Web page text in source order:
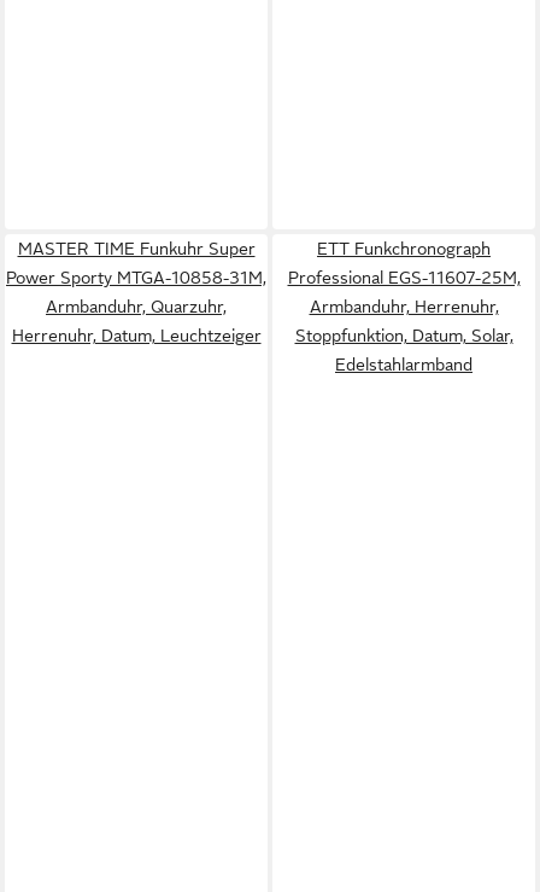
MASTER TIME Funkuhr Super
Power Sporty MTGA-10858-31M,
Armbanduhr, Quarzuhr,
Herrenuhr, Datum, Leuchtzeiger
ETT Funkchronograph
Professional EGS-11607-25M,
Armbanduhr, Herrenuhr,
Stoppfunktion, Datum, Solar,
Edelstahlarmband